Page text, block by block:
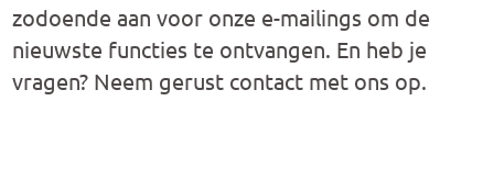
zodoende aan voor onze e-mailings om de
nieuwste functies te ontvangen. En heb je
vragen? Neem gerust contact met ons op.